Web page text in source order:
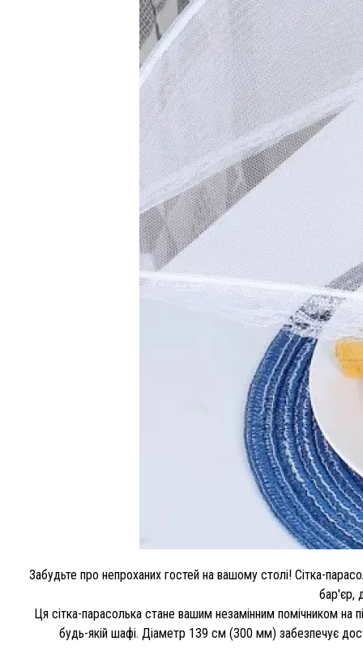
Забудьте про непроханих гостей на вашому столі! Сітка-
бар'єр,
Ця сітка-парасолька стане вашим незамінним помічником на
будь-якій шафі. Діаметр 139 см (300 мм) забезпечує